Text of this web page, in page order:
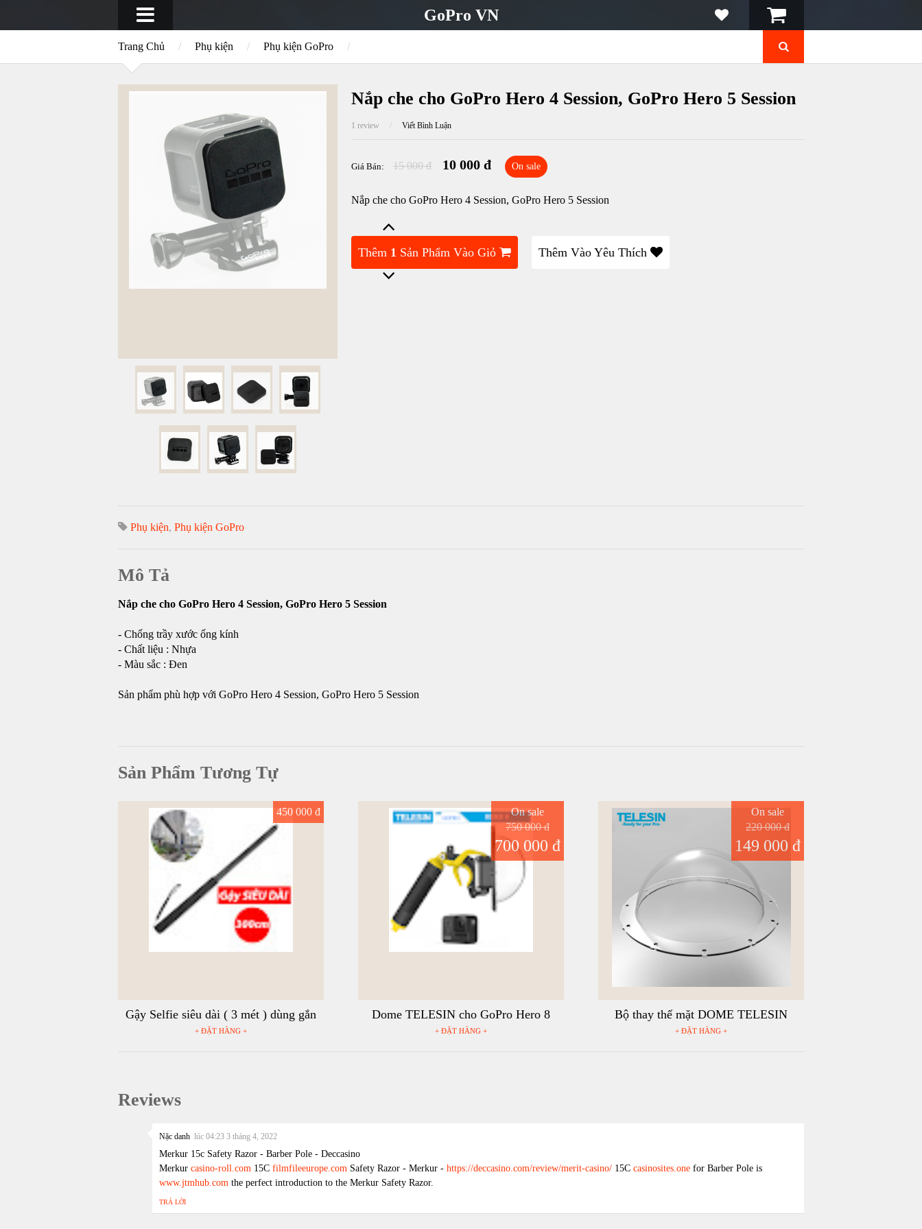
GoPro VN
Trang Chủ / Phụ kiện / Phụ kiện GoPro /
Nắp che cho GoPro Hero 4 Session, GoPro Hero 5 Session
1 review Viết Bình Luận
Giá Bán: 15 000 đ 10 000 đ On sale
Nắp che cho GoPro Hero 4 Session, GoPro Hero 5 Session
Thêm 1 Sản Phẩm Vào Giỏ Thêm Vào Yêu Thích
Phụ kiện, Phụ kiện GoPro
Mô Tả
Nắp che cho GoPro Hero 4 Session, GoPro Hero 5 Session
- Chống trầy xước ống kính
- Chất liệu : Nhựa
- Màu sắc : Đen
Sản phẩm phù hợp với GoPro Hero 4 Session, GoPro Hero 5 Session
Sản Phẩm Tương Tự
Gậy Selfie siêu dài ( 3 mét ) dùng gắn
điện thoại và tất cả các loại camera hành
+ ĐẶT HÀNG +
450 000 đ
Dome TELESIN cho GoPro Hero 8
+ ĐẶT HÀNG +
On sale
750 000 đ
700 000 đ
Bộ thay thế mặt DOME TELESIN
+ ĐẶT HÀNG +
On sale
220 000 đ
149 000 đ
Reviews
Nặc danh lúc 04:23 3 tháng 4, 2022
Merkur 15c Safety Razor - Barber Pole - Deccasino
Merkur casino-roll.com 15C filmfileeurope.com Safety Razor - Merkur - https://deccasino.com/review/merit-casino/ 15C casinosites.one for Barber Pole is
www.jtmhub.com the perfect introduction to the Merkur Safety Razor.
TRẢ LỜI